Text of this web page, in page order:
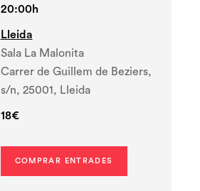
20:00h
Lleida
Sala La Malonita
Carrer de Guillem de Beziers,
s/n, 25001, Lleida
18€
COMPRAR ENTRADES